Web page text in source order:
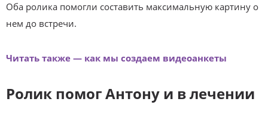
Оба ролика помогли составить максимальную картину о
нем до встречи.
Читать также — как мы создаем видеоанкеты
Ролик помог Антону и в лечении